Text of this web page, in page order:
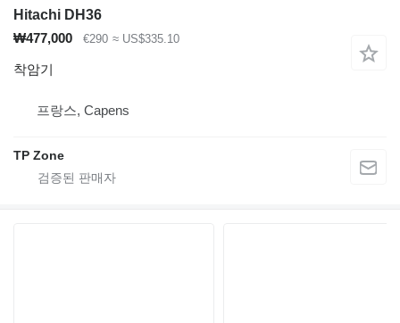
Hitachi DH36
₩477,000
€290 ≈ US$335.10
착암기
프랑스, Capens
TP Zone